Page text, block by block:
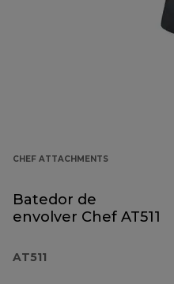
CHEF ATTACHMENTS
Batedor de
envolver Chef AT511
AT511